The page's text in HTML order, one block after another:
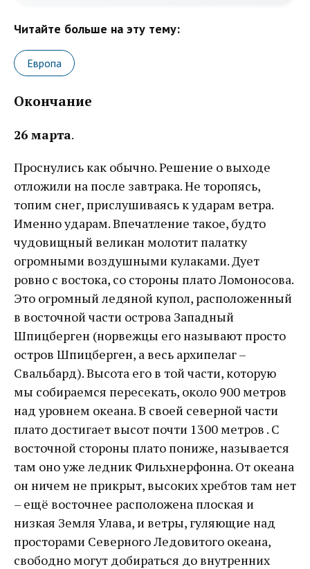
Читайте больше на эту тему:
Европа
Окончание
26 марта.
Проснулись как обычно. Решение о выходе
отложили на после завтрака. Не торопясь,
топим снег, прислушиваясь к ударам ветра.
Именно ударам. Впечатление такое, будто
чудовищный великан молотит палатку
огромными воздушными кулаками. Дует
ровно с востока, со стороны плато Ломоносова.
Это огромный ледяной купол, расположенный
в восточной части острова Западный
Шпицберген (норвежцы его называют просто
остров Шпицберген, а весь архипелаг –
Свальбард). Высота его в той части, которую
мы собираемся пересекать, около 900 метров
над уровнем океана. В своей северной части
плато достигает высот почти 1300 метров . С
восточной стороны плато пониже, называется
там оно уже ледник Фильхнерфонна. От океана
он ничем не прикрыт, высоких хребтов там нет
– ещё восточнее расположена плоская и
низкая Земля Улава, и ветры, гуляющие над
просторами Северного Ледовитого океана,
свободно могут добираться до внутренних